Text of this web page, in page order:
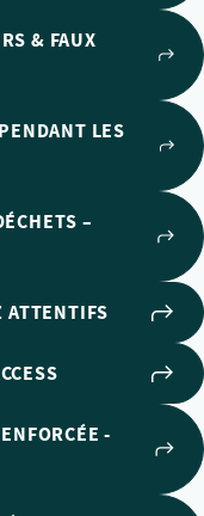
& FAUX
LES
–
ATTENTIFS
-